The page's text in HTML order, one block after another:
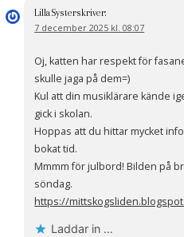
LillaSysterskriver:
7 december 2025 kl. 08:07
Oj, katten har respekt för
skulle jaga på dem=)
Kul att din musiklärare kände
gick i skolan.
Hoppas att du hittar mycket
bokat tid.
Mmmm för julbord! Bilden på
söndag.
https://
Laddar in …